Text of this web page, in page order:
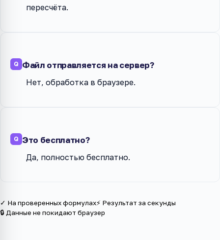
пересчёта.
Файл отправляется на сервер?
Нет, обработка в браузере.
Это бесплатно?
Да, полностью бесплатно.
✓ На проверенных формулах⚡ Результат за секунды
🔒 Данные не покидают браузер